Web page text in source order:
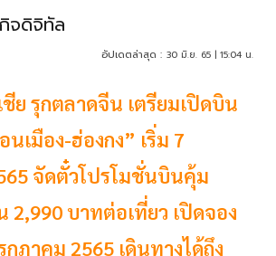
จดิจิทัล
อัปเดตล่าสุด : 30 มิ.ย. 65 | 15:04 น.
ชีย รุกตลาดจีน เตรียมเปิดบิน
นเมือง-ฮ่องกง” เริ่ม 7
จัดตั๋วโปรโมชั่นบินคุ้ม
2,990 บาทต่อเที่ยว เปิดจอง
ฎาคม 2565 เดินทางได้ถึง